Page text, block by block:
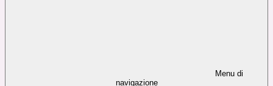
Menu di
navigazione